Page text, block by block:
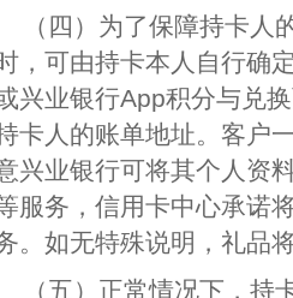
（四）为了保障持卡
，可由持卡本人自行确
兴业银行App积分与兑
卡人的账单地址。客户
兴业银行可将其个人资
服务，信用卡中心承诺
。如无特殊说明，礼品
（五）正常情况下，